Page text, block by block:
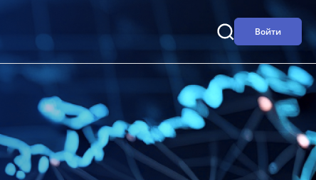
Войти